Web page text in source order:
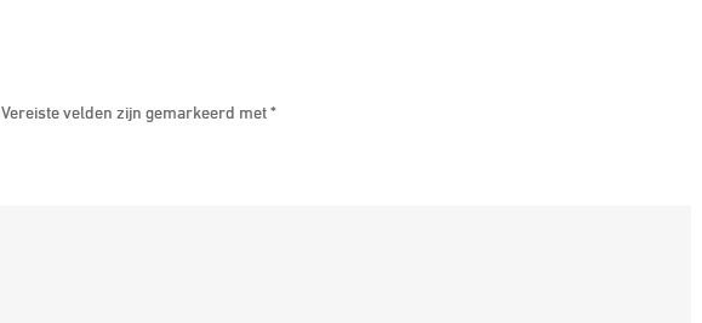
Vereiste velden zijn gemarkeerd met*